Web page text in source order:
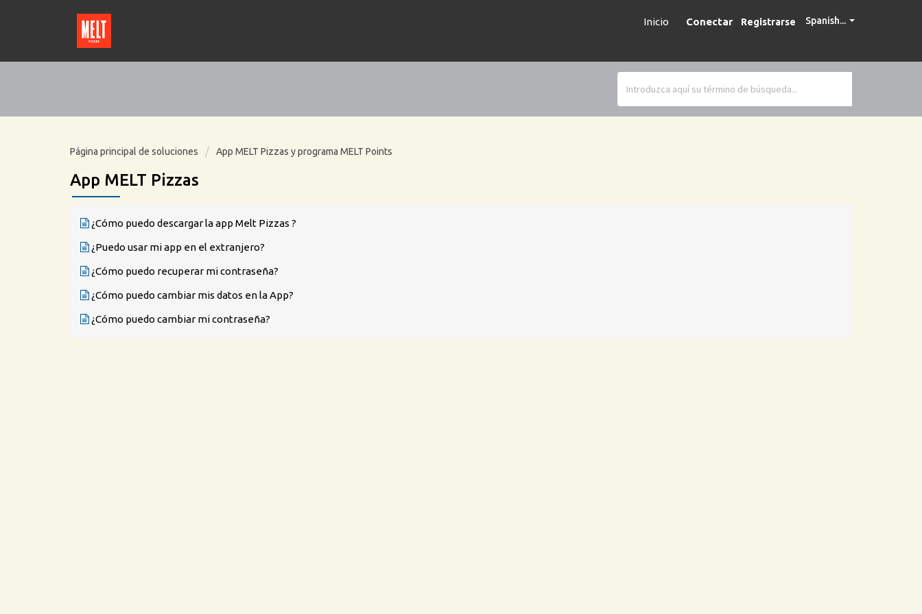
Inicio Spanish...
Conectar Registrarse
Página principal de soluciones App MELT Pizzas y programa MELT Points
App MELT Pizzas
¿Cómo puedo descargar la app Melt Pizzas ?
¿Puedo usar mi app en el extranjero?
¿Cómo puedo recuperar mi contraseña?
¿Cómo puedo cambiar mis datos en la App?
¿Cómo puedo cambiar mi contraseña?